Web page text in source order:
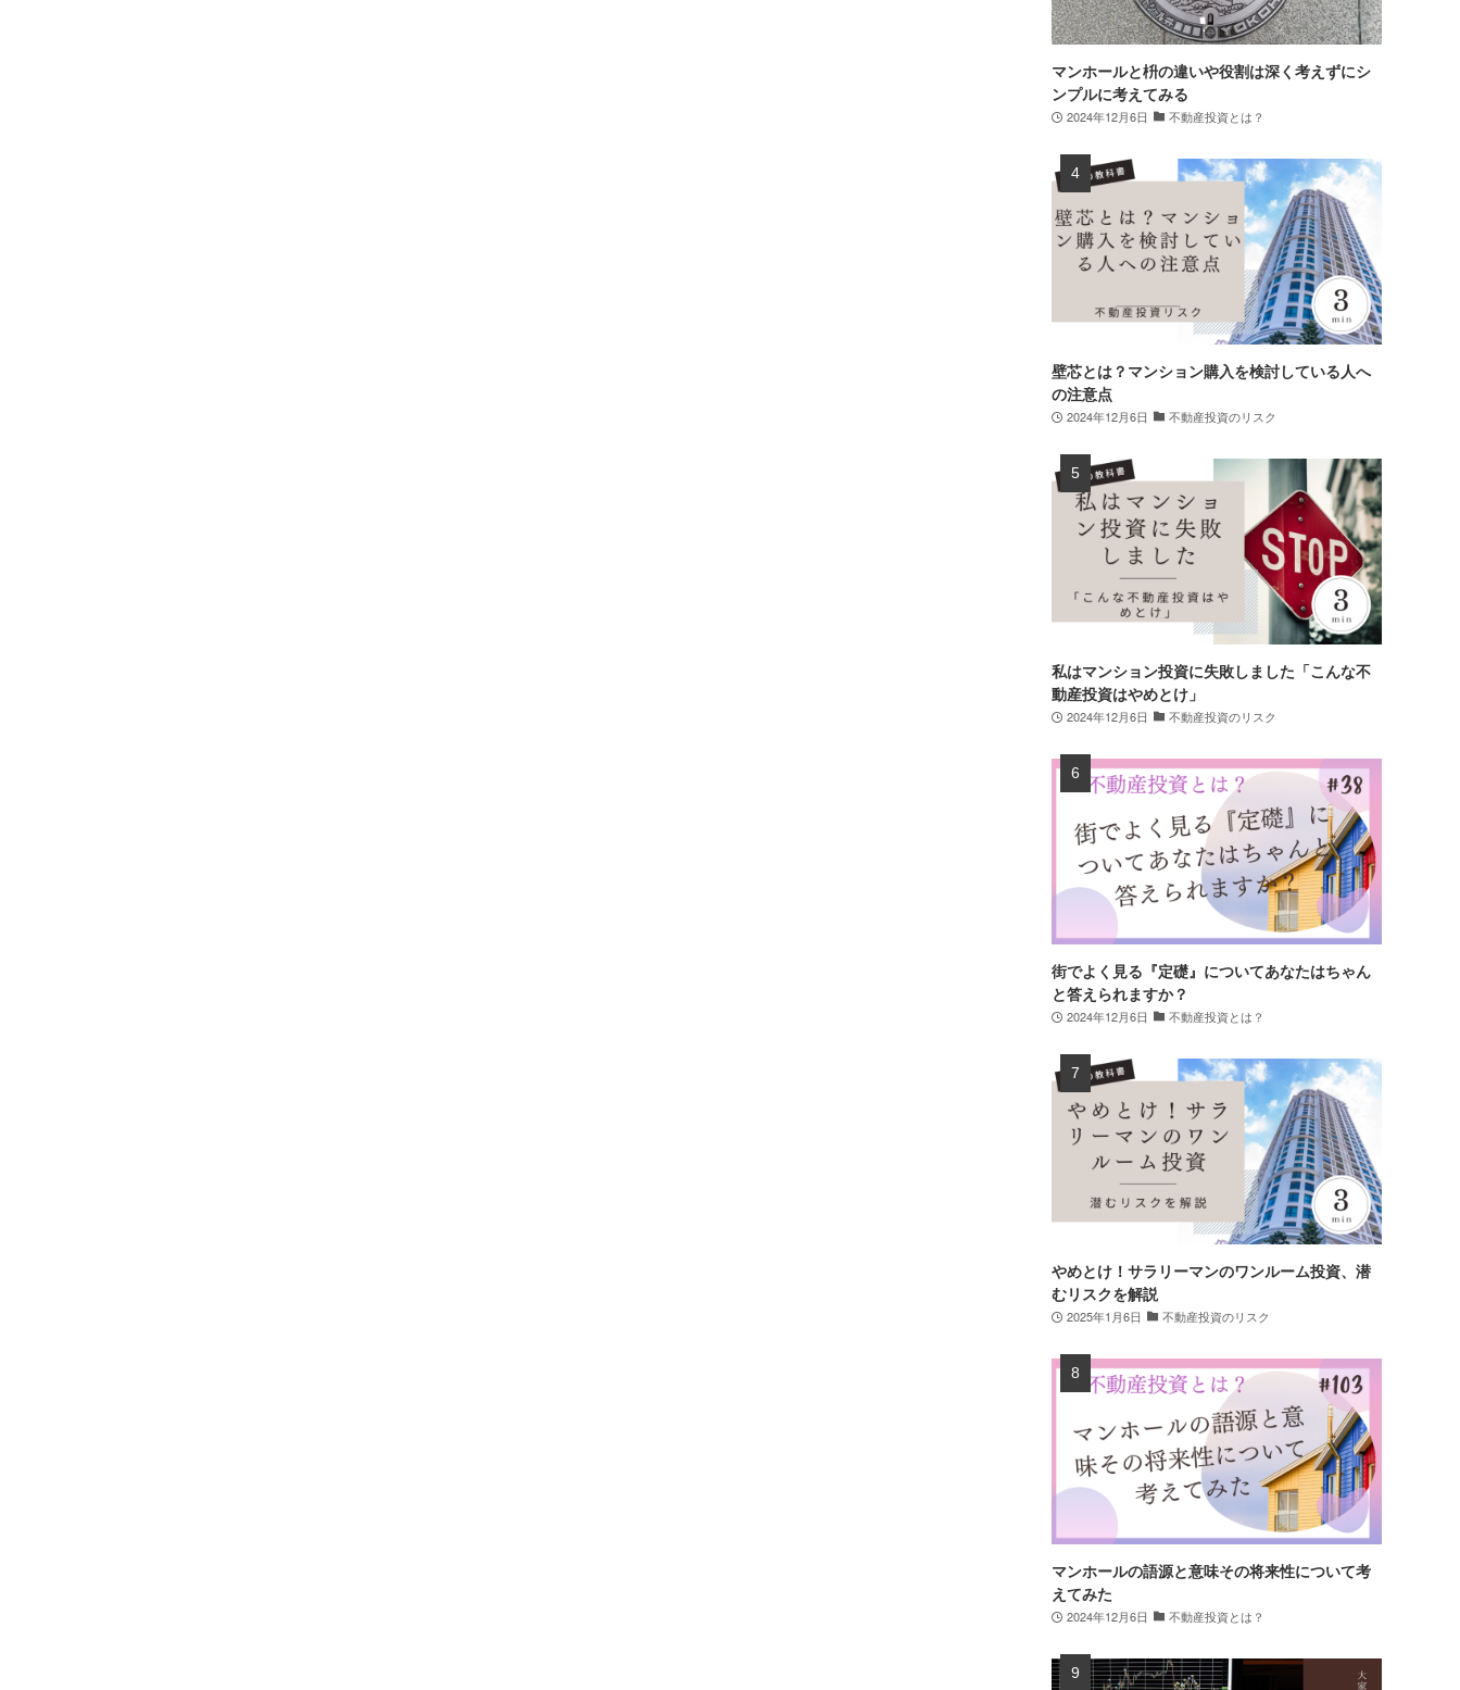
マンホールと枡の違いや役割は深く考えずにシ
ンプルに考えてみる
2024年12月6日 不動産投資とは？
壁芯とは？マンション購入を検討している人へ
の注意点
2024年12月6日 不動産投資のリスク
私はマンション投資に失敗しました「こんな不
動産投資はやめとけ」
2024年12月6日 不動産投資のリスク
街でよく見る『定礎』についてあなたはちゃん
と答えられますか？
2024年12月6日 不動産投資とは？
やめとけ！サラリーマンのワンルーム投資、潜
むリスクを解説
2025年1月6日 不動産投資のリスク
マンホールの語源と意味その将来性について考
えてみた
2024年12月6日 不動産投資とは？